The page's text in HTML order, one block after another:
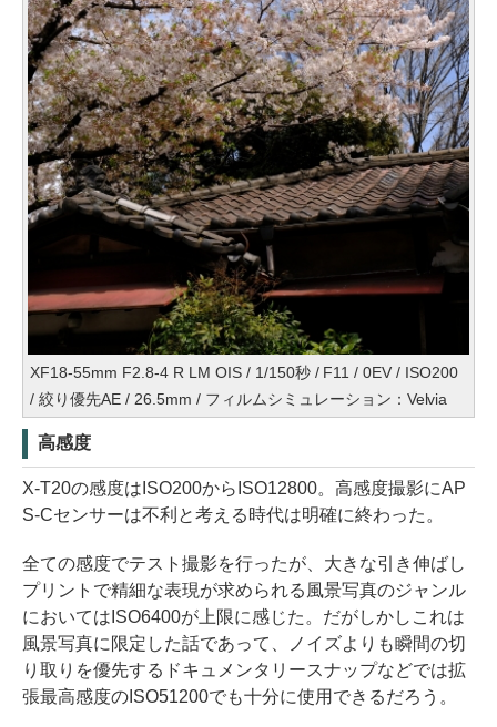
XF18-55mm F2.8-4 R LM OIS / 1/150秒 / F11 / 0EV / ISO200
/ 絞り優先AE / 26.5mm / フィルムシミュレーション：Velvia
高感度
X-T20の感度はISO200からISO12800。高感度撮影にAP
S-Cセンサーは不利と考える時代は明確に終わった。
全ての感度でテスト撮影を行ったが、大きな引き伸ばし
プリントで精細な表現が求められる風景写真のジャンル
においてはISO6400が上限に感じた。だがしかしこれは
風景写真に限定した話であって、ノイズよりも瞬間の切
り取りを優先するドキュメンタリースナップなどでは拡
張最高感度のISO51200でも十分に使用できるだろう。